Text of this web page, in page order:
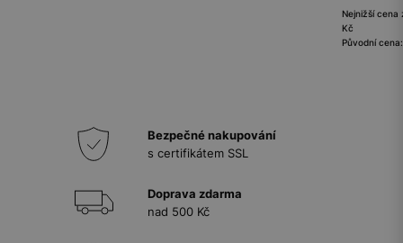
Nejnižší cena
Kč
Původní
Bezpečné nakupování
s certifikátem SSL
Doprava zdarma
nad 500 Kč